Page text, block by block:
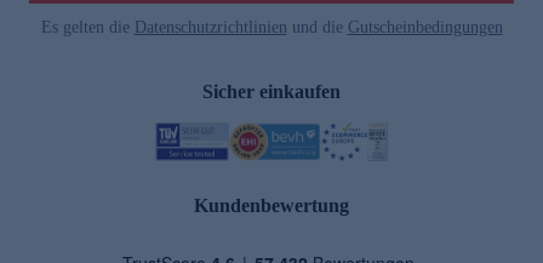
Es gelten die Datenschutzrichtlinien und die Gutscheinbedingungen
Sicher einkaufen
Kundenbewertung